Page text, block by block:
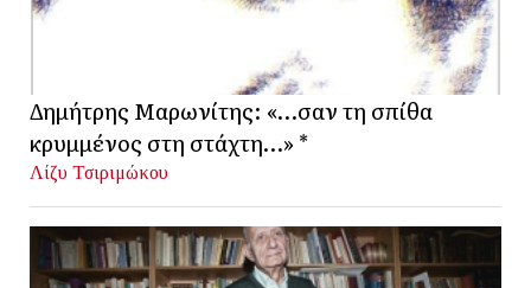
Δημήτρης Μαρωνίτης: «…σαν τη σπίθα
κρυμμένος στη στάχτη…» *
Λίζυ Τσιριμώκου